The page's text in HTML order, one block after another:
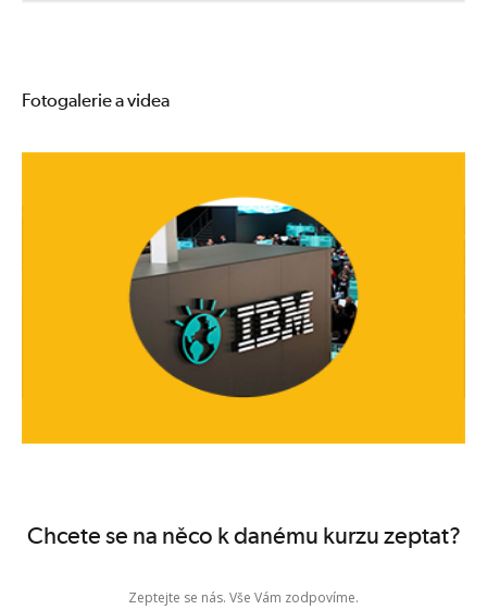
Fotogalerie a videa
Chcete se na něco k danému kurzu zeptat?
Zeptejte se nás. Vše Vám zodpovíme.